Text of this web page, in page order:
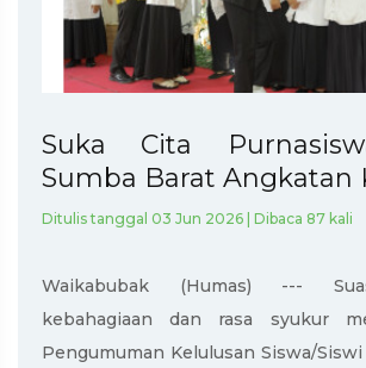
Suka Cita
Sumba Barat Angkatan
Ditulis tanggal 03 Jun 2026 | Dibaca 87 kali
Waikabubak (Humas) ---
kebahagiaan dan rasa syukur
Pengumuman Kelulusan Siswa/Siswi